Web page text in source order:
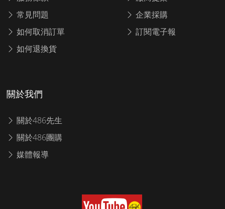
常見問題
如何取消訂單
如何退換貨
企業採購
訂閱電子報
關於我們
關於486先生
關於486團購
媒體報導